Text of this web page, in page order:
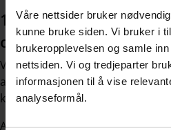
Våre nettsider bruker
kunne bruke siden. Vi bruker i
brukeropplevelsen og samle
nettsiden. Vi og tredjeparter
informasjonen til å vise
analyseformål.
1.5 Bruk av
og endring i vilkår
Ved å inngå denne avtalen i
appen, aksepterer du at
kommuniseres i appen.
Avtalen kan endres ensidig av